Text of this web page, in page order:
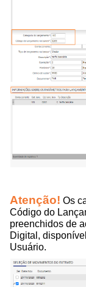
Atenção! Os
Código do
preenchidos de
Digital,
Usuário.